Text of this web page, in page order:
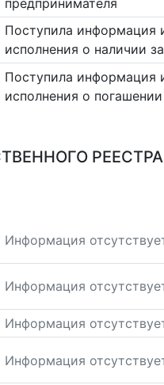
Поступила информация
исполнения о наличии
Поступила информация
исполнения о
Информация
Информация
Информация
Информация